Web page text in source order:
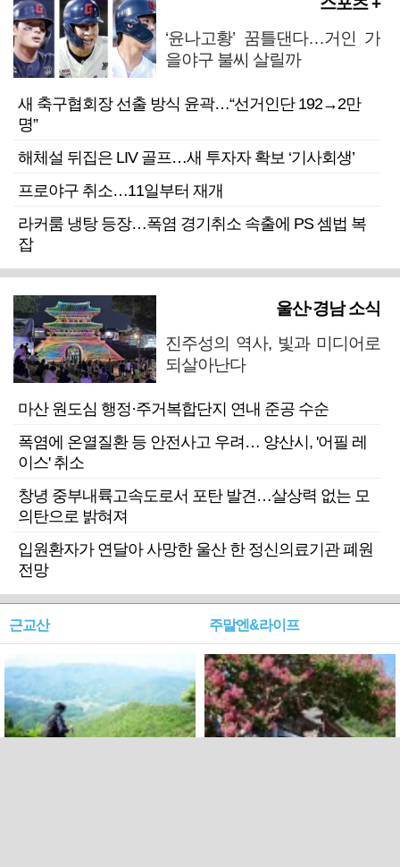
‘윤나고황’ 꿈틀댄다…거인 가
을야구 불씨 살릴까
새 축구협회장 선출 방식 윤곽…“선거인단 192→2만
명”
해체설 뒤집은 LIV 골프…새 투자자 확보 ‘기사회생’
프로야구 취소…11일부터 재개
라커룸 냉탕 등장…폭염 경기취소 속출에 PS 셈법 복
잡
울산·경남 소식
진주성의 역사, 빛과 미디어로
되살아난다
마산 원도심 행정·주거복합단지 연내 준공 수순
폭염에 온열질환 등 안전사고 우려… 양산시, '어필 레
이스' 취소
창녕 중부내륙고속도로서 포탄 발견…살상력 없는 모
의탄으로 밝혀져
입원환자가 연달아 사망한 울산 한 정신의료기관 폐원
전망
근교산 주말엔&라이프